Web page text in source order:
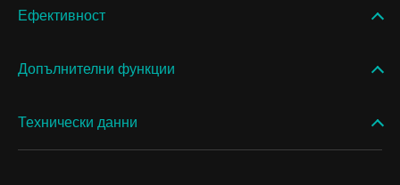
Ефективност
Допълнителни функции
Технически данни